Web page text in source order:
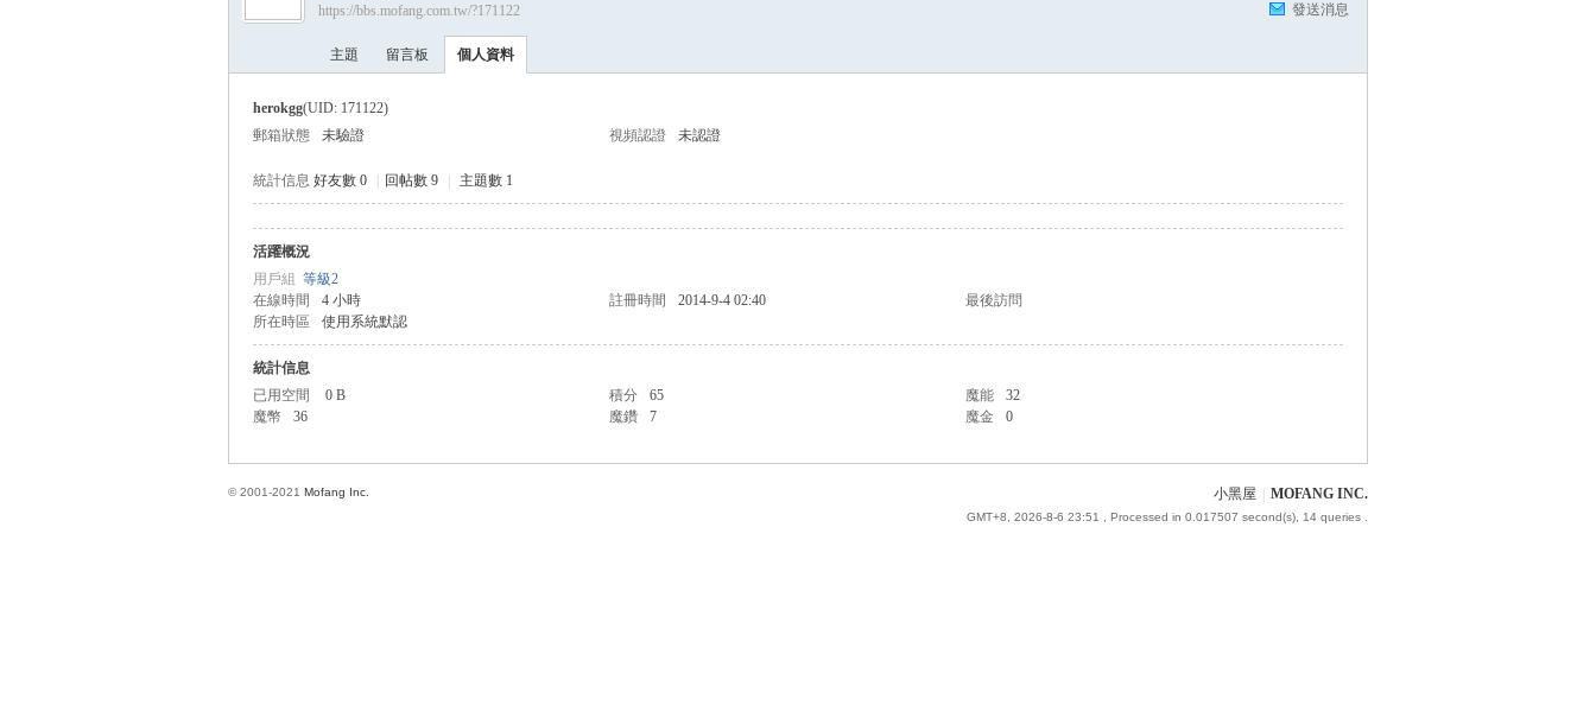
›
發送消息
https://bbs.mofang.com.tw/?171122
主題 留言板 個人資料
herokgg(UID: 171122)
郵箱狀態
未驗證 視頻認證 未認證
統計信息 好友數 0 回帖數 9 主題數 1
活躍概況
用戶組 等級2
在線時間
4 小時 註冊時間 2014-9-4 02:40
最後訪問
所在時區
使用系統默認
統計信息
已用空間
0 B 積分 65 魔能
32
魔幣
36 魔鑽 7 魔金 0
小黑屋 MOFANG INC.
GMT+8, 2026-8-6 23:51 , Processed in 0.017507 second(s), 14 queries .
© 2001-2021 Mofang Inc.